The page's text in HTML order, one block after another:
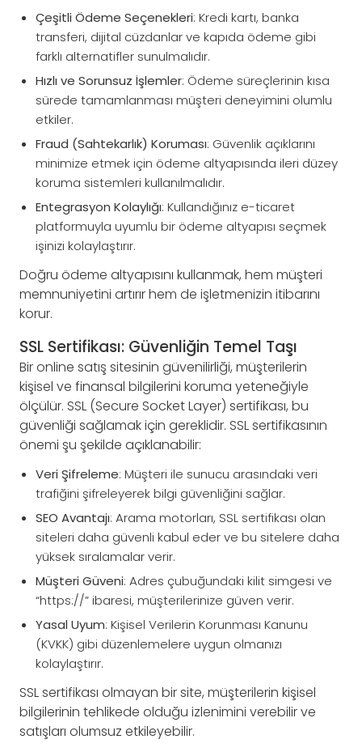
Çeşitli Ödeme Seçenekleri: Kredi kartı, banka
transferi, dijital cüzdanlar ve kapıda ödeme gibi
farklı alternatifler sunulmalıdır.
Hızlı ve Sorunsuz İşlemler: Ödeme süreçlerinin kısa
sürede tamamlanması müşteri deneyimini olumlu
etkiler.
Fraud (Sahtekarlık) Koruması: Güvenlik açıklarını
minimize etmek için ödeme altyapısında ileri düzey
koruma sistemleri kullanılmalıdır.
Entegrasyon Kolaylığı: Kullandığınız e-ticaret
platformuyla uyumlu bir ödeme altyapısı seçmek
işinizi kolaylaştırır.
Doğru ödeme altyapısını kullanmak, hem müşteri
memnuniyetini artırır hem de işletmenizin itibarını
korur.
SSL Sertifikası: Güvenliğin Temel Taşı
Bir online satış sitesinin güvenilirliği, müşterilerin
kişisel ve finansal bilgilerini koruma yeteneğiyle
ölçülür. SSL (Secure Socket Layer) sertifikası, bu
güvenliği sağlamak için gereklidir. SSL sertifikasının
önemi şu şekilde açıklanabilir:
Veri Şifreleme: Müşteri ile sunucu arasındaki veri
trafiğini şifreleyerek bilgi güvenliğini sağlar.
SEO Avantajı: Arama motorları, SSL sertifikası olan
siteleri daha güvenli kabul eder ve bu sitelere daha
yüksek sıralamalar verir.
Müşteri Güveni: Adres çubuğundaki kilit simgesi ve
“https://” ibaresi, müşterilerinize güven verir.
Yasal Uyum: Kişisel Verilerin Korunması Kanunu
(KVKK) gibi düzenlemelere uygun olmanızı
kolaylaştırır.
SSL sertifikası olmayan bir site, müşterilerin kişisel
bilgilerinin tehlikede olduğu izlenimini verebilir ve
satışları olumsuz etkileyebilir.